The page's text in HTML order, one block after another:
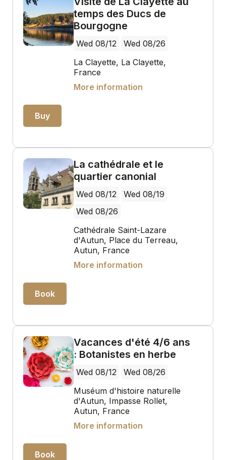
temps des Ducs de
Bourgogne
Wed 08/12
Wed 08/26
La Clayette, La Clayette,
France
More information
Buy
La cathédrale et le
quartier canonial
Wed 08/12
Wed 08/19
Wed 08/26
Cathédrale Saint-Lazare
d'Autun, Place du Terreau,
Autun, France
More information
Book
Vacances d'été 4/6 ans
: Botanistes en herbe
Wed 08/12
Wed 08/26
Muséum d'histoire naturelle
d'Autun, Impasse Rollet,
Autun, France
More information
Book